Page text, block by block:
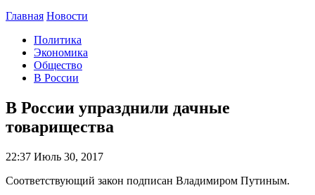
Главная Новости
Политика
Экономика
Общество
В России
В России упразднили дачные
товарищества
22:37 Июль 30, 2017
Соответствующий закон подписан Владимиром Путиным.